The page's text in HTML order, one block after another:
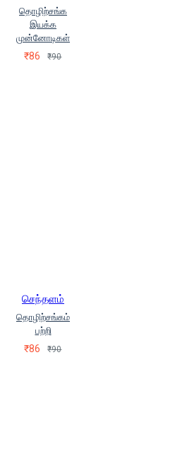
தொழிற்சங்க
இயக்க
முன்னோடிகள்
₹86 ₹90
செந்தளம்
தொழிற்சங்கம்
பற்றி
₹86 ₹90